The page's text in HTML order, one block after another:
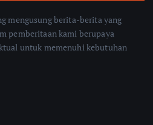
mengusung berita-berita yang
pemberitaan kami berupaya
untuk memenuhi kebutuhan